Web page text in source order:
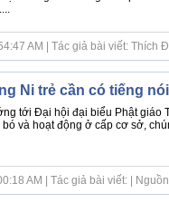
AM | Tác giả bài viết: Thích
Ni trẻ cần có tiếng
tới Đại hội đại biểu Phật giáo
bó và hoạt động ở cấp cơ sở,
AM | Tác giả bài viết: |